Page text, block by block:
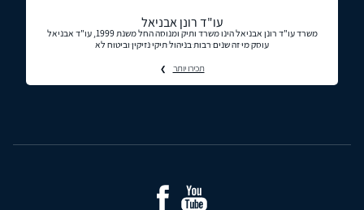
עו"ד רונן אבניאל
משרד עו"ד רונן אבניאל הינו משרד ותיק ומנוסה החל משנת 1999, עו"ד אבניאל
עוסק מי זה שנים רבות בניהול תיקי נזיקין וביטוח לא
תכירו יותר